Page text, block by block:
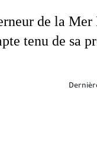
de la
tenu de sa